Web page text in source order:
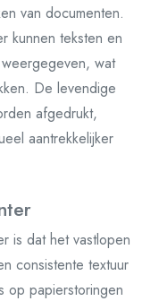
van documenten.
kunnen teksten en
wat
De levendige
afgedrukt,
aantrekkelijker
is dat het vastlopen
consistente textuur
op papierstoringen